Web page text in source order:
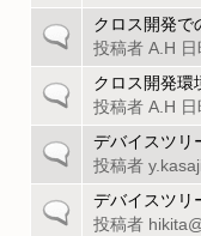
ピ
ッ
の
ト
ピ
ッ
一
の
ト
ピ
ッ
クロス開発で
投稿者 A.H
一
の
ト
ピ
ッ
クロス開発環
投稿者 A.H
一
の
ト
デバイスツリ
投稿者
一
デバイスツリ
投稿者